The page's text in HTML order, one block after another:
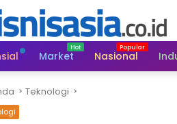
Market Nasional
Teknologi